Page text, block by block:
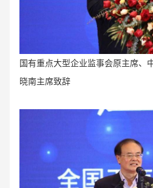
国有重点大型企业监事会原主席、
晓南主席致辞